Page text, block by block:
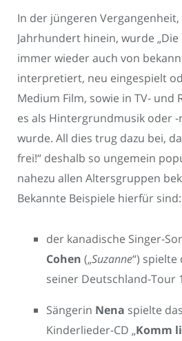
In der jüngeren Vergangenheit,
Jahrhundert hinein, wurde
immer wieder auch von
interpretiert, neu eingespielt
Medium Film, sowie in TV- und
es als Hintergrundmusik oder
wurde. All dies trug dazu bei,
frei!“ deshalb so ungemein
nahezu allen Altersgruppen
Bekannte Beispiele hierfür sind:
der kanadische Singer-
Cohen („Suzanne“) spielte
seiner Deutschland-Tour
Sängerin Nena spielte
Kinderlieder-CD „Komm